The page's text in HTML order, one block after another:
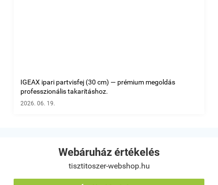
IGEAX ipari partvisfej (30 cm) — prémium megoldás
professzionális takarításhoz.
2026. 06. 19.
Webáruház értékelés
tisztitoszer-webshop.hu